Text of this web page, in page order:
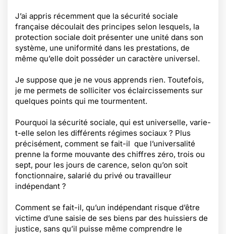
J’ai appris récemment que la sécurité sociale
française découlait des principes selon lesquels, la
protection sociale doit présenter une unité dans son
système, une uniformité dans les prestations, de
même qu’elle doit posséder un caractère universel.
Je suppose que je ne vous apprends rien. Toutefois,
je me permets de solliciter vos éclaircissements sur
quelques points qui me tourmentent.
Pourquoi la sécurité sociale, qui est universelle, varie-
t-elle selon les différents régimes sociaux ? Plus
précisément, comment se fait-il que l’universalité
prenne la forme mouvante des chiffres zéro, trois ou
sept, pour les jours de carence, selon qu’on soit
fonctionnaire, salarié du privé ou travailleur
indépendant ?
Comment se fait-il, qu’un indépendant risque d’être
victime d’une saisie de ses biens par des huissiers de
justice, sans qu’il puisse même comprendre le